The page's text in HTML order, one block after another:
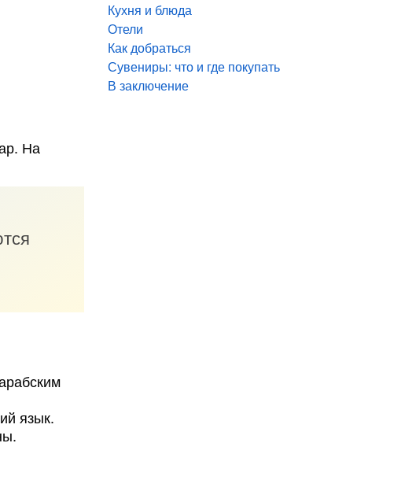
Кухня и блюда
Отели
Как добраться
Сувениры: что и где покупать
В заключение
На
язык.